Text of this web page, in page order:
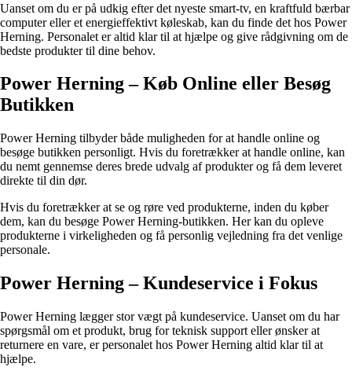
Uanset om du er på udkig efter det nyeste smart-tv, en kraftfuld bærbar
computer eller et energieffektivt køleskab, kan du finde det hos Power
Herning. Personalet er altid klar til at hjælpe og give rådgivning om de
bedste produkter til dine behov.
Power Herning – Køb Online eller Besøg
Butikken
Power Herning tilbyder både muligheden for at handle online og
besøge butikken personligt. Hvis du foretrækker at handle online, kan
du nemt gennemse deres brede udvalg af produkter og få dem leveret
direkte til din dør.
Hvis du foretrækker at se og røre ved produkterne, inden du køber
dem, kan du besøge Power Herning-butikken. Her kan du opleve
produkterne i virkeligheden og få personlig vejledning fra det venlige
personale.
Power Herning – Kundeservice i Fokus
Power Herning lægger stor vægt på kundeservice. Uanset om du har
spørgsmål om et produkt, brug for teknisk support eller ønsker at
returnere en vare, er personalet hos Power Herning altid klar til at
hjælpe.